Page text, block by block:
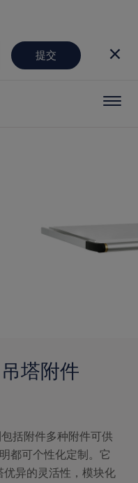
提交
塔附件
括附件多种附件可供
都可个性化定制。它
异的灵活性，模块化